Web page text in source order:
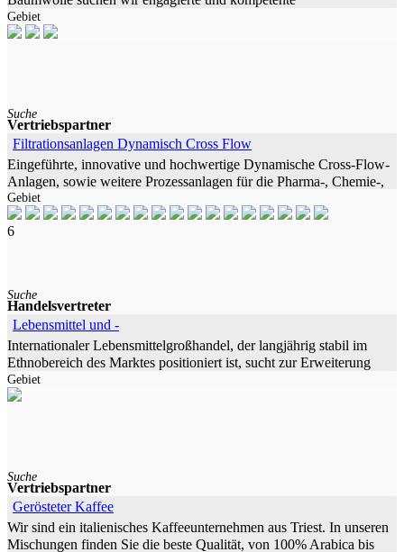
Handelsvertreter für den deutschsprachigen Markt Wenn
Gebiet
Suche
Vertriebspartner
Filtrationsanlagen Dynamisch Cross Flow
Eingeführte, innovative und hochwertige Dynamische Cross-Flow-
Anlagen, sowie weitere Prozessanlagen für die Pharma-, Chemie-,
und Getränkeindustrie sowie
Gebiet
6
Suche
Handelsvertreter
Lebensmittel und -
Internationaler Lebensmittelgroßhandel, der langjährig stabil im
Ethnobereich des Marktes positioniert ist, sucht zur Erweiterung
des Vertriebes für die
Gebiet
Suche
Vertriebspartner
Gerösteter Kaffee
Wir sind ein italienisches Kaffeeunternehmen aus Triest. In unseren
Mischungen finden Sie die beste Qualität, von 100% Arabica bis